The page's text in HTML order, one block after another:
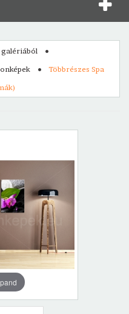
galériából
Többrészes Spa